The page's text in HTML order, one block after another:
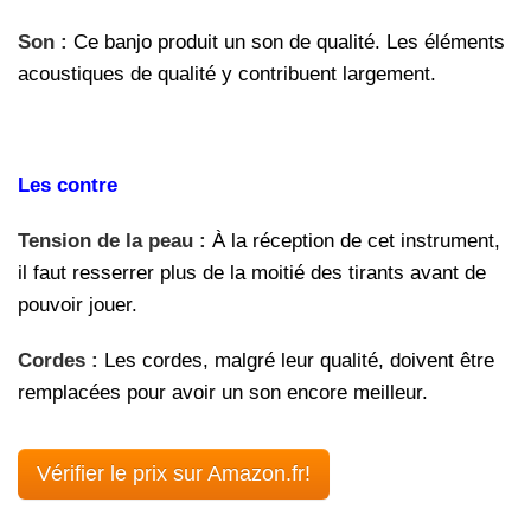
Son : Ce banjo produit un son de qualité. Les éléments
acoustiques de qualité y contribuent largement.
Les contre
Tension de la peau : À la réception de cet instrument,
il faut resserrer plus de la moitié des tirants avant de
pouvoir jouer.
Cordes : Les cordes, malgré leur qualité, doivent être
remplacées pour avoir un son encore meilleur.
Vérifier le prix sur Amazon.fr!